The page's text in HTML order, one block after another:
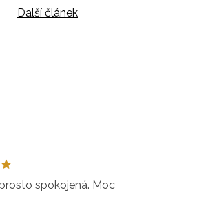
Další článek
spokojená. Moc